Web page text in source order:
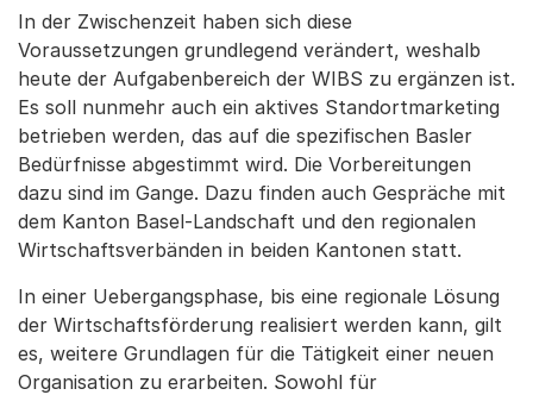
In der Zwischenzeit haben sich diese
Voraussetzungen grundlegend verändert, weshalb
heute der Aufgabenbereich der WIBS zu ergänzen ist.
Es soll nunmehr auch ein aktives Standortmarketing
betrieben werden, das auf die spezifischen Basler
Bedürfnisse abgestimmt wird. Die Vorbereitungen
dazu sind im Gange. Dazu finden auch Gespräche mit
dem Kanton Basel-Landschaft und den regionalen
Wirtschaftsverbänden in beiden Kantonen statt.
In einer Uebergangsphase, bis eine regionale Lösung
der Wirtschaftsförderung realisiert werden kann, gilt
es, weitere Grundlagen für die Tätigkeit einer neuen
Organisation zu erarbeiten. Sowohl für